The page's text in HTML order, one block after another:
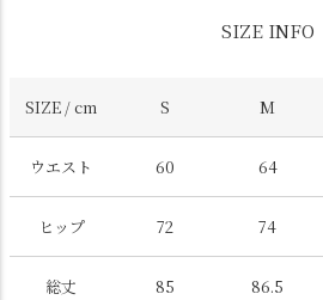
SIZE INFO
SIZE / cm S M
ウエスト 60 64
ヒップ 72 74
総丈 85 86.5